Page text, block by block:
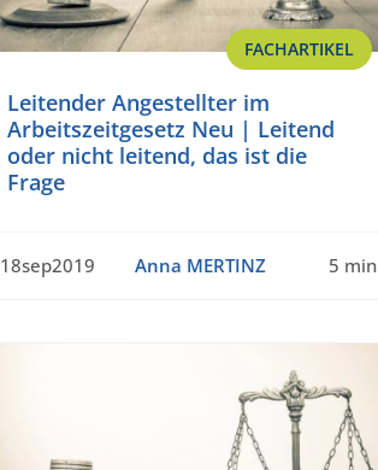
FACHARTIKEL
Leitender Angestellter im
Arbeitszeitgesetz Neu | Leitend
oder nicht leitend, das ist die
Frage
18sep2019 Anna MERTINZ 5 min